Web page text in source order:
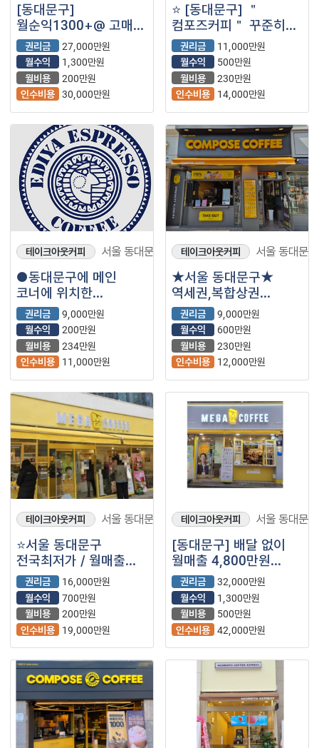
[동대문구]
월순익1300+@ 고매출
매머드익스프레스/
역세권인근/ 안정적으로
자리잡힌 매장
권리금
27,000만원
월수익
1,300만원
월비용
200만원
인수비용 30,000만원
⭐ [동대문구] ＂
컴포즈커피＂ 꾸준히
성장하는 브랜드
상권좋은 ＂컴포즈커피
＂ 월수익 500 ⭐
권리금
11,000만원
월수익
500만원
월비용
230만원
인수비용
14,000만원
테이크아웃커피 서울 동대문구
●동대문구에 메인
코너에 위치한
커피숍나왔습니다~●
권리금
9,000만원
월수익
200만원
월비용
234만원
인수비용
11,000만원
테이크아웃커피 서울 동대문구
★서울 동대문구★
역세권,복합상권
핵심입지의 컴포즈커피
매장을 소개합니다.
권리금
9,000만원
월수익
600만원
월비용
230만원
인수비용
12,000만원
테이크아웃커피 서울 동대문구
⭐서울 동대문구
전국최저가 / 월매출
3,500만원 / 고매출 ＂
메가커피＂ 입니다⭐
권리금
16,000만원
월수익
700만원
월비용
200만원
인수비용
19,000만원
테이크아웃커피 서울 동대문구
[동대문구] 배달 없이
월매출 4,800만원
메가커피 양도양수 창업
매물 (프랜차이즈/
저가커피/카페)
권리금
32,000만원
월수익
1,300만원
월비용
500만원
인수비용 42,000만원